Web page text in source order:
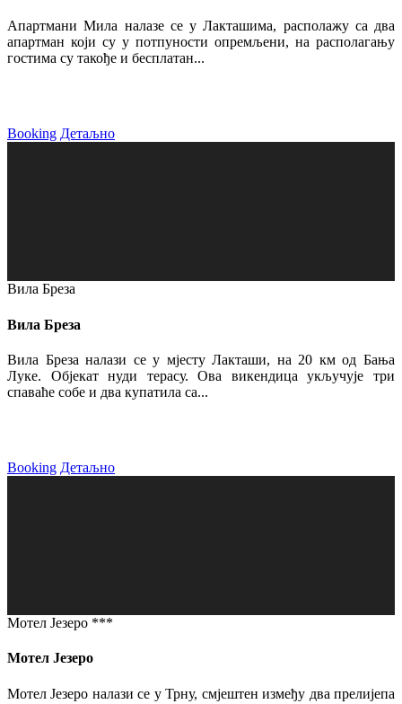
Апартмани Мила налазе се у Лакташима, располажу са два
апартман који су у потпуности опремљени, на располагању
гостима су такође и бесплатан...
Booking Детаљно
Вила Бреза
Вила Бреза
Вила Бреза налази се у мјесту Лакташи, на 20 км од Бања
Луке. Објекат нуди терасу. Ова викендица укључује три
спаваће собе и два купатила са...
Booking Детаљно
Мотел Језеро ***
Мотел Језеро
Мотел Језеро налази се у Трну, смјештен између два прелијепа